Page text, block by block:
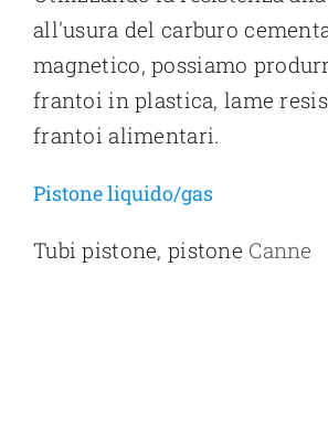
all'usura del carburo
magnetico, possiamo
frantoi in plastica, lame
frantoi alimentari.
Pistone liquido/gas
Tubi pistone, pistone Canne